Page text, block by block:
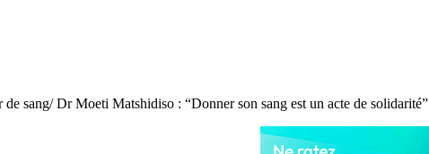
sang/ Dr Moeti Matshidiso : “Donner son sang est un acte de solidarité”